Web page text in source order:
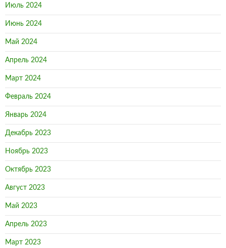
Июль 2024
Июнь 2024
Май 2024
Апрель 2024
Март 2024
Февраль 2024
Январь 2024
Декабрь 2023
Ноябрь 2023
Октябрь 2023
Август 2023
Май 2023
Апрель 2023
Март 2023